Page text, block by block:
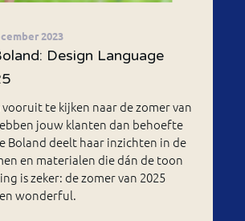
2023
Design Language
te kijken naar de zomer van
jouw klanten dan behoefte
Boland deelt haar inzichten in de
en materialen die dán de toon
is zeker: de zomer van 2025
wonderful.